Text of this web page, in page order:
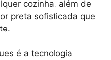
cozinha, além de
preta sofisticada que
é a tecnologia